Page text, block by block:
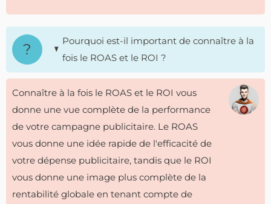
Pourquoi est-il important de connaître à la
fois le ROAS et le ROI ?
Connaître à la fois le ROAS et le ROI vous
donne une vue complète de la performance
de votre campagne publicitaire. Le ROAS
vous donne une idée rapide de l'efficacité de
votre dépense publicitaire, tandis que le ROI
vous donne une image plus complète de la
rentabilité globale en tenant compte de